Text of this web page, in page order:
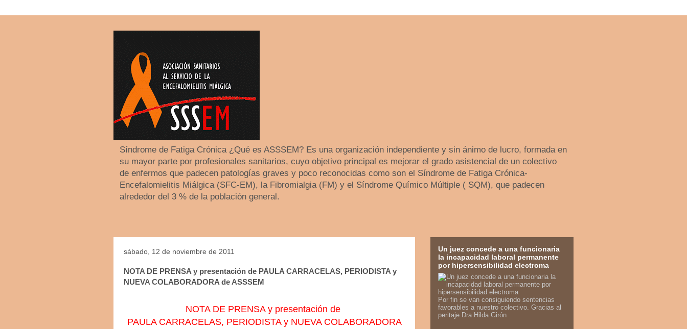
Síndrome de Fatiga Crónica ¿Qué es ASSSEM? Es una organización independiente y sin ánimo de lucro, formada en
su mayor parte por profesionales sanitarios, cuyo objetivo principal es mejorar el grado asistencial de un colectivo
de enfermos que padecen patologías graves y poco reconocidas como son el Síndrome de Fatiga Crónica-
Encefalomielitis Miálgica (SFC-EM), la Fibromialgia (FM) y el Síndrome Químico Múltiple ( SQM), que padecen
alrededor del 3 % de la población general.
sábado, 12 de noviembre de 2011
NOTA DE PRENSA y presentación de PAULA CARRACELAS, PERIODISTA y
NUEVA COLABORADORA de ASSSEM
NOTA DE PRENSA y presentación de
PAULA CARRACELAS, PERIODISTA y NUEVA COLABORADORA
Un juez concede a una funcionaria
la incapacidad laboral permanente
por hipersensibilidad electroma
Por fin se van consiguiendo sentencias
favorables a nuestro colectivo. Gracias al
peritaje Dra Hilda Girón